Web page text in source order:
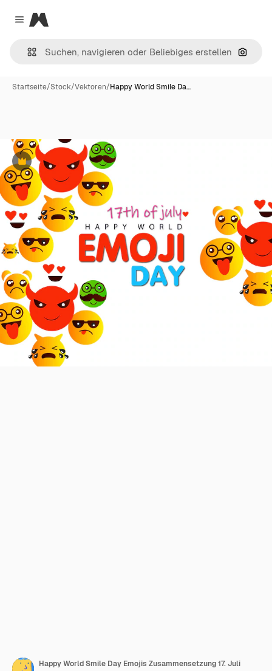
Close menu
Magnific
Nach
Startseite/Stock/Vektoren/Happy World Smile Da…
Premium
Happy World Smile Day Emojis Zusammensetzung 17. Juli